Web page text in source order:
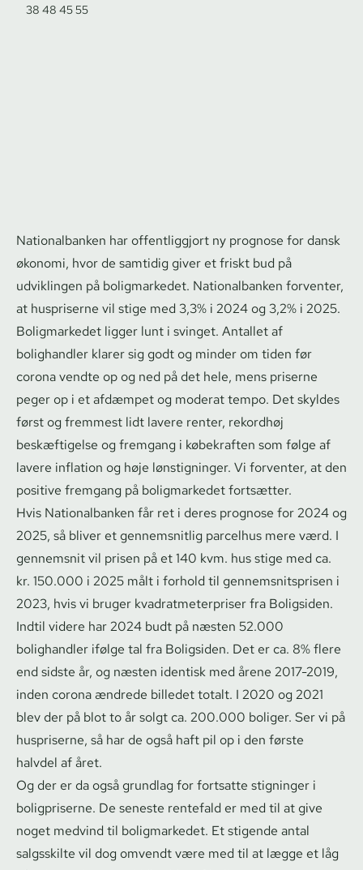
38 48 45 55
Nationalbanken har offentliggjort ny prognose for dansk
økonomi, hvor de samtidig giver et friskt bud på
udviklingen på boligmarkedet. Nationalbanken forventer,
at huspriserne vil stige med 3,3% i 2024 og 3,2% i 2025.
Boligmarkedet ligger lunt i svinget. Antallet af
bolighandler klarer sig godt og minder om tiden før
corona vendte op og ned på det hele, mens priserne
peger op i et afdæmpet og moderat tempo. Det skyldes
først og fremmest lidt lavere renter, rekordhøj
beskæftigelse og fremgang i købekraften som følge af
lavere inflation og høje lønstigninger. Vi forventer, at den
positive fremgang på boligmarkedet fortsætter.
Hvis Nationalbanken får ret i deres prognose for 2024 og
2025, så bliver et gennemsnitlig parcelhus mere værd. I
gennemsnit vil prisen på et 140 kvm. hus stige med ca.
kr. 150.000 i 2025 målt i forhold til gen­nem­snits­pri­sen i
2023, hvis vi bruger kva­drat­me­ter­pri­ser fra Boligsiden.
Indtil videre har 2024 budt på næsten 52.000
bolighandler ifølge tal fra Boligsiden. Det er ca. 8% flere
end sidste år, og næsten identisk med årene 2017-2019,
inden corona ændrede billedet totalt. I 2020 og 2021
blev der på blot to år solgt ca. 200.000 boliger. Ser vi på
huspriserne, så har de også haft pil op i den første
halvdel af året.
Og der er da også grundlag for fortsatte stigninger i
boligpriserne. De seneste rentefald er med til at give
noget medvind til boligmarkedet. Et stigende antal
salgsskilte vil dog omvendt være med til at lægge et låg